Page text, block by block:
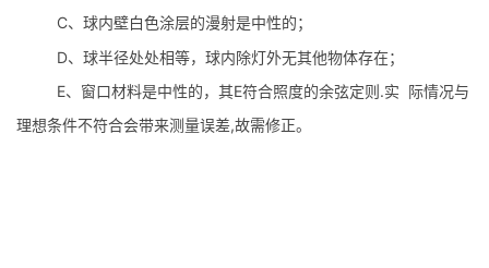
C、球内壁白色涂层的漫射是中性的；
D、球半径处处相等，球内除灯外无其他物体存在；
E、窗口材料是中性的，其E符合照度的余弦定则 .实 际情况与
理想条件不符合会带来测量误差,故需修正。